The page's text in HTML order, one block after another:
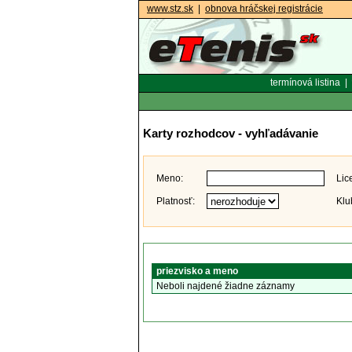
www.stz.sk obnova hráčskej registrácie
termínová listina|
Karty rozhodcov - vyhľadávanie
Meno:
Platnosť:
priezvisko a meno
Neboli najdené žiadne záznamy